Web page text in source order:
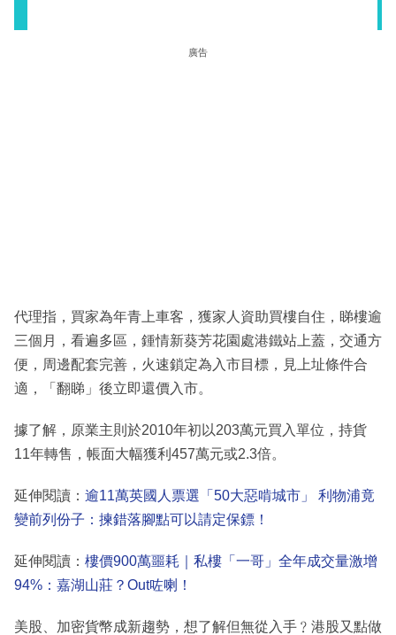
廣告
代理指，買家為年青上車客，獲家人資助買樓自住，睇樓逾
三個月，看遍多區，鍾情新葵芳花園處港鐵站上蓋，交通方
便，周邊配套完善，火速鎖定為入市目標，見上址條件合
適，「翻睇」後立即還價入市。
據了解，原業主則於2010年初以203萬元買入單位，持貨
11年轉售，帳面大幅獲利457萬元或2.3倍。
延伸閱讀： 逾11萬英國人票選「50大惡啃城市」 利物浦竟
變前列份子：揀錯落腳點可以請定保鏢！
延伸閱讀： 樓價900萬噩耗｜私樓「一哥」全年成交量激增
94%：嘉湖山莊？Out咗喇！
美股、加密貨幣成新趨勢，想了解但無從入手﹖港股又點做